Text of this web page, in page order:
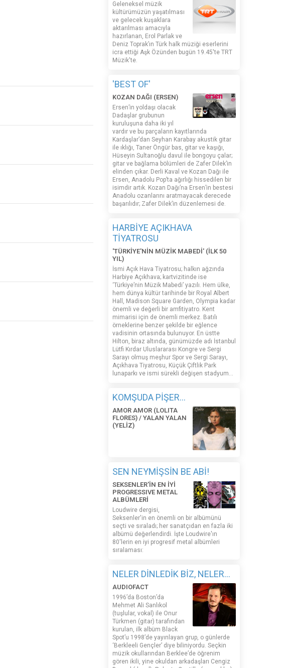
Geleneksel müzik
kültürümüzün yaşatılması
ve gelecek kuşaklara
aktarılması amacıyla
hazırlanan, Erol Parlak ve
Deniz Toprak’ın Türk halk müziği eserlerini
icra ettiği Aşk Özünden bugün 19.45'te TRT
Müzik'te.
'BEST OF'
KOZAN DAĞI (ERSEN)
Ersen’in yoldaşı olacak
Dadaşlar grubunun
kuruluşuna daha iki yıl
vardır ve bu parçaların kayıtlarında
Kardaşlar’dan Seyhan Karabay akustik gitar
ile ıklığı, Taner Öngür bas, gitar ve kaşığı,
Hüseyin Sultanoğlu davul ile bongoyu çalar;
gitar ve bağlama bölümleri de Zafer Dilek’in
elinden çıkar. Derli Kaval ve Kozan Dağı ile
Ersen, Anadolu Pop’ta ağırlığı hissedilen bir
isimdir artık. Kozan Dağı’na Ersen’in bestesi
Anadolu ozanlarını aratmayacak derecede
başarılıdır; Zafer Dilek’in düzenlemesi de.
HARBİYE AÇIKHAVA
TİYATROSU
'TÜRKİYE'NİN MÜZİK MABEDİ' (İLK 50
YIL)
İsmi Açık Hava Tiyatrosu; halkın ağzında
Harbiye Açıkhava; kartvizitinde ise
‘Türkiye’nin Müzik Mabedi’ yazılı. Hem ülke,
hem dünya kültür tarihinde bir Royal Albert
Hall, Madison Square Garden, Olympia kadar
önemli ve değerli bir amfitiyatro. Kent
mimarisi için de önemli merkez. Batılı
örneklerine benzer şekilde bir eğlence
vadisinin ortasında bulunuyor. En üstte
Hilton, biraz altında, günümüzde adı İstanbul
Lütfi Kırdar Uluslararası Kongre ve Sergi
Sarayı olmuş meşhur Spor ve Sergi Sarayı,
Açıkhava Tiyatrosu, Küçük Çiftlik Park
lunaparkı ve ismi sürekli değişen stadyum…
KOMŞUDA PİŞER...
AMOR AMOR (LOLITA
FLORES) / YALAN YALAN
(YELİZ)
SEN NEYMİŞSİN BE ABİ!
SEKSENLER'İN EN İYİ
PROGRESSIVE METAL
ALBÜMLERİ
Loudwire dergisi,
Seksenler'in en önemli on bir albümünü
seçti ve sıraladı; her sanatçıdan en fazla iki
albümü değerlendirdi. İşte Loudwire'ın
80'lerin en iyi progresif metal albümleri
sıralaması:
NELER DİNLEDİK BİZ, NELER...
AUDIOFACT
1996’da Boston’da
Mehmet Ali Sanlıkol
(tuşlular, vokal) ile Onur
Türkmen (gitar) tarafından
kurulan, ilk albüm Black
Spot’u 1998’de yayınlayan grup, o günlerde
‘Berkleeli Gençler’ diye biliniyordu. Seçkin
müzik okullarından Berklee’de öğrenim
gören ikili, yine okuldan arkadaşları Cengiz